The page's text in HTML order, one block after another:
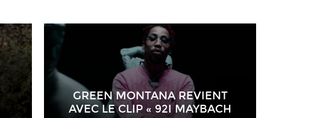
GREEN MONTANA REVIENT
AVEC LE CLIP « 92I MAYBACH